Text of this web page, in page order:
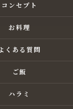
コンセプト
お料理
くある質問
ご飯
ハラミ